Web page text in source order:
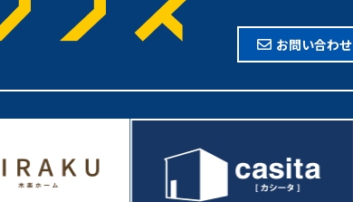
お問い合わせ